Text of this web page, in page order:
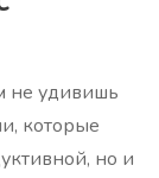
не удивишь
которые
но и